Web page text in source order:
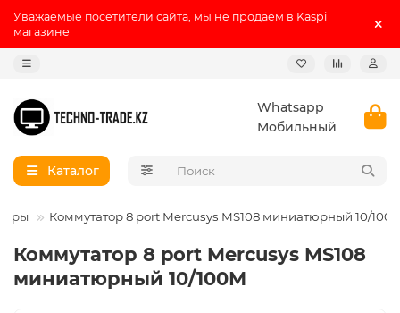
Уважаемые посетители сайта, мы не продаем в Kaspi
магазине
Whatsapp
Мобильный
Каталог
Коммутатор 8 port Mercusys MS108 миниатюрный 10/
Коммутатор 8 port Mercusys MS108
миниатюрный 10/100М